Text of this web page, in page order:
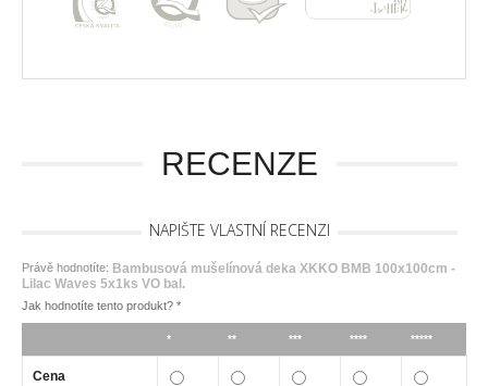
RECENZE
NAPIŠTE VLASTNÍ RECENZI
Právě hodnotíte: Bambusová mušelínová deka XKKO BMB 100x100cm -
Lilac Waves 5x1ks VO bal.
Jak hodnotíte tento produkt? *
* ** *** **** *****
Cena